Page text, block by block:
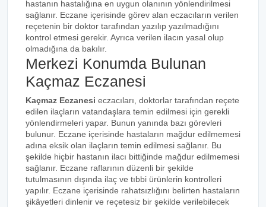
hastanın hastalığına en uygun olanının yönlendirilmesi
sağlanır. Eczane içerisinde görev alan eczacıların verilen
reçetenin bir doktor tarafından yazılıp yazılmadığını
kontrol etmesi gerekir. Ayrıca verilen ilacın yasal olup
olmadığına da bakılır.
Merkezi Konumda Bulunan
Kaçmaz Eczanesi
Kaçmaz Eczanesi eczacıları, doktorlar tarafından reçete
edilen ilaçların vatandaşlara temin edilmesi için gerekli
yönlendirmeleri yapar. Bunun yanında bazı görevleri
bulunur. Eczane içerisinde hastaların mağdur edilmemesi
adına eksik olan ilaçların temin edilmesi sağlanır. Bu
şekilde hiçbir hastanın ilacı bittiğinde mağdur edilmemesi
sağlanır. Eczane raflarının düzenli bir şekilde
tutulmasının dışında ilaç ve tıbbi ürünlerin kontrolleri
yapılır. Eczane içerisinde rahatsızlığını belirten hastaların
şikâyetleri dinlenir ve reçetesiz bir şekilde verilebilecek